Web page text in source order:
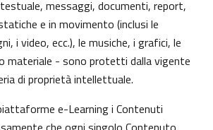
messaggi, documenti, report,
e in movimento (inclusi le
i video, ecc.), le musiche, i grafici, le
materiale - sono protetti dalla vigente
di proprietà intellettuale.
e-Learning i Contenuti